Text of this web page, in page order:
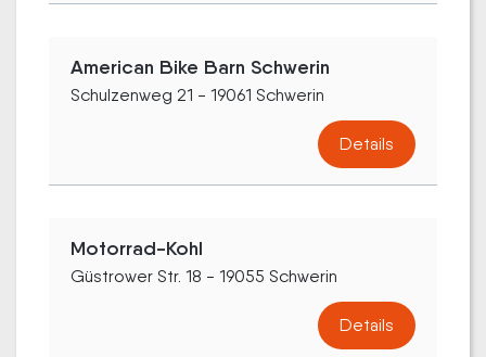
American Bike Barn Schwerin
Schulzenweg 21 - 19061 Schwerin
Details
Motorrad-Kohl
Güstrower Str. 18 - 19055 Schwerin
Details